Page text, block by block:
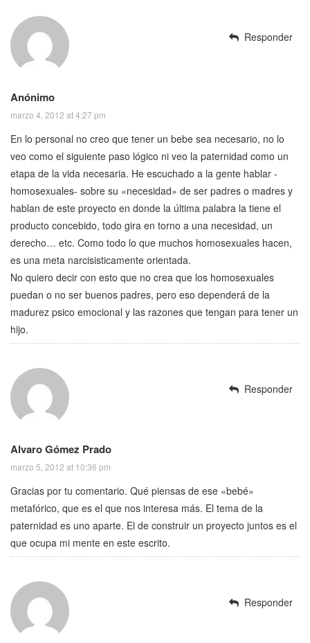
Anónimo
marzo 4, 2012 at 4:27 pm
En lo personal no creo que tener un bebe sea necesario, no lo
veo como el siguiente paso lógico ni veo la paternidad como un
etapa de la vida necesaria. He escuchado a la gente hablar -
homosexuales- sobre su «necesidad» de ser padres o madres y
hablan de este proyecto en donde la última palabra la tiene el
producto concebido, todo gira en torno a una necesidad, un
derecho… etc. Como todo lo que muchos homosexuales hacen,
es una meta narcisisticamente orientada.
No quiero decir con esto que no crea que los homosexuales
puedan o no ser buenos padres, pero eso dependerá de la
madurez psico emocional y las razones que tengan para tener un
hijo.
Responder
Alvaro Gómez Prado
marzo 5, 2012 at 10:36 pm
Gracias por tu comentario. Qué piensas de ese «bebé»
metafórico, que es el que nos interesa más. El tema de la
paternidad es uno aparte. El de construir un proyecto juntos es el
que ocupa mi mente en este escrito.
Responder
Responder